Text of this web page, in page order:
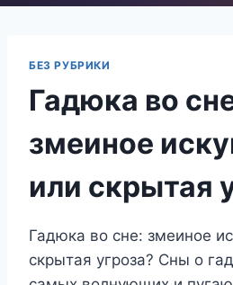
БЕЗ РУБРИКИ
Гадюка во
змеиное
или скрытая
Гадюка во сне: змеиное
скрытая угроза? Сны о